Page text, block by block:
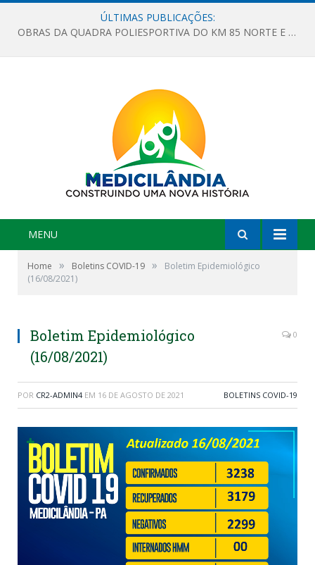
ÚLTIMAS PUBLICAÇÕES:
OBRAS DA QUADRA POLIESPORTIVA DO KM 85 NORTE E DA ESCOLA GASPAR VIANA AVANÇAM
MENU
Home » Boletins COVID-19 »
Boletim Epidemiológico
(16/08/2021)
Boletim Epidemiológico
(16/08/2021)
0
POR CR2-ADMIN4 EM 16 DE AGOSTO DE 2021 BOLETINS COVID-19